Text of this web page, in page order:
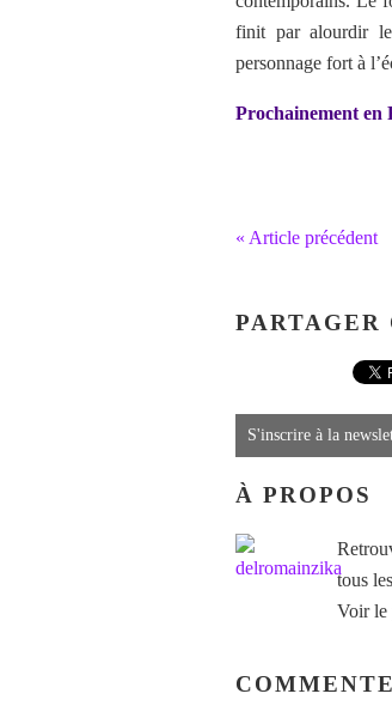
finit par alourdir le
personnage fort à
Prochainement en
« Article précédent
S'inscrire à la
À PROPOS
tous
Voir le